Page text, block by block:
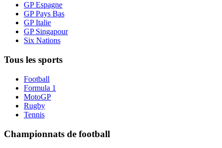
GP Espagne
GP Pays Bas
GP Italie
GP Singapour
Six Nations
Tous les sports
Football
Formula 1
MotoGP
Rugby
Tennis
Championnats de football